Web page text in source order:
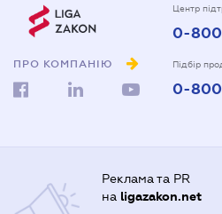
ПРО КОМПАНІЮ
Центр
0-
Підбір
0-
Реклама та PR
на ligazakon.net